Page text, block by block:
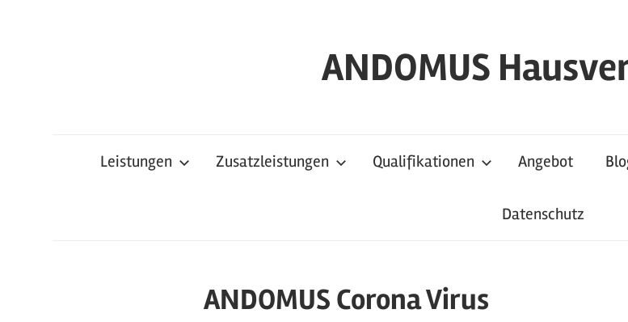
ANDOMUS
Leistungen Zusatzleistungen Qualifikationen Angebot
Datenschutz
ANDOMUS Corona Virus